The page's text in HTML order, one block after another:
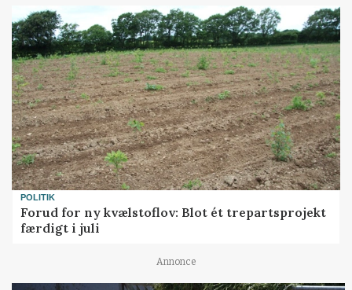
POLITIK
Forud for ny kvælstoflov: Blot ét trepartsprojekt
færdigt i juli
Annonce